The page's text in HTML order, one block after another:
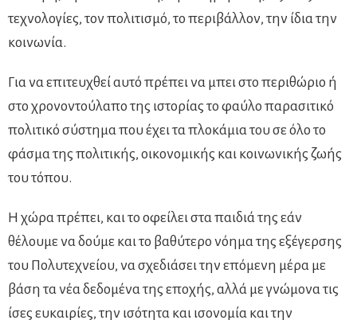
τεχνολογίες, τον πολιτισμό, το περιβάλλον, την ίδια την
κοινωνία.
Για να επιτευχθεί αυτό πρέπει να μπει στο περιθώριο ή
στο χρονοντούλαπο της ιστορίας το φαύλο παρασιτικό
πολιτικό σύστημα που έχει τα πλοκάμια του σε όλο το
φάσμα της πολιτικής, οικονομικής και κοινωνικής ζωής
του τόπου.
Η χώρα πρέπει, και το οφείλει στα παιδιά της εάν
θέλουμε να δούμε και το βαθύτερο νόημα της εξέγερσης
του Πολυτεχνείου, να σχεδιάσει την επόμενη μέρα με
βάση τα νέα δεδομένα της εποχής, αλλά με γνώμονα τις
ίσες ευκαιρίες, την ισότητα και ισονομία και την